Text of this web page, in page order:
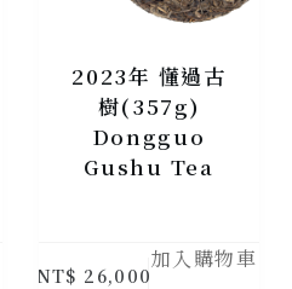
2023年 懂過古
樹(357g)
Dongguo
Gushu Tea
NT$ 26,000
加入購物車